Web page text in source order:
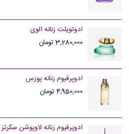
ادوتویلت زنانه الوی
3,280,000 تومان
ادوپرفیوم زنانه پوزس
4,950,000 تومان
ادوپرفیوم زنانه لاوپوشن سکرتز